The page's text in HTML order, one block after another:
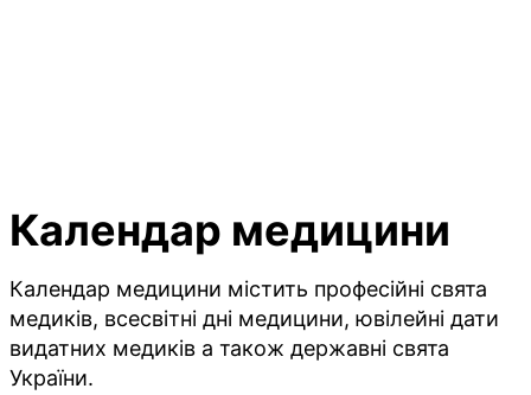
Календар медицини
Календар медицини містить професійні свята
медиків, всесвітні дні медицини, ювілейні дати
видатних медиків а також державні свята
України.